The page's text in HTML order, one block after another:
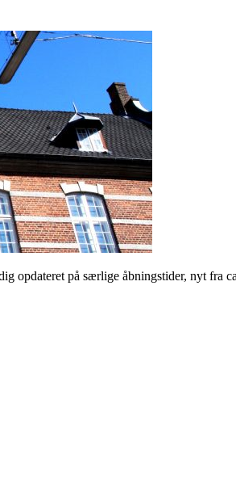
på særlige åbningstider, nyt fra